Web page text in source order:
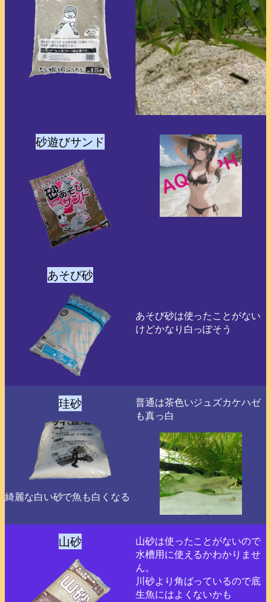
砂遊びサンド
あそび砂
あそび砂は使ったことがない
けどかなり白っぽそう
珪砂
綺麗な白い砂で魚も白くなる
普通は茶色いジュズカケハゼ
も真っ白
山砂
山砂は使ったことがないので
水槽用に使えるかわかりませ
ん。
川砂より角ばっているので底
生魚にはよくないかも